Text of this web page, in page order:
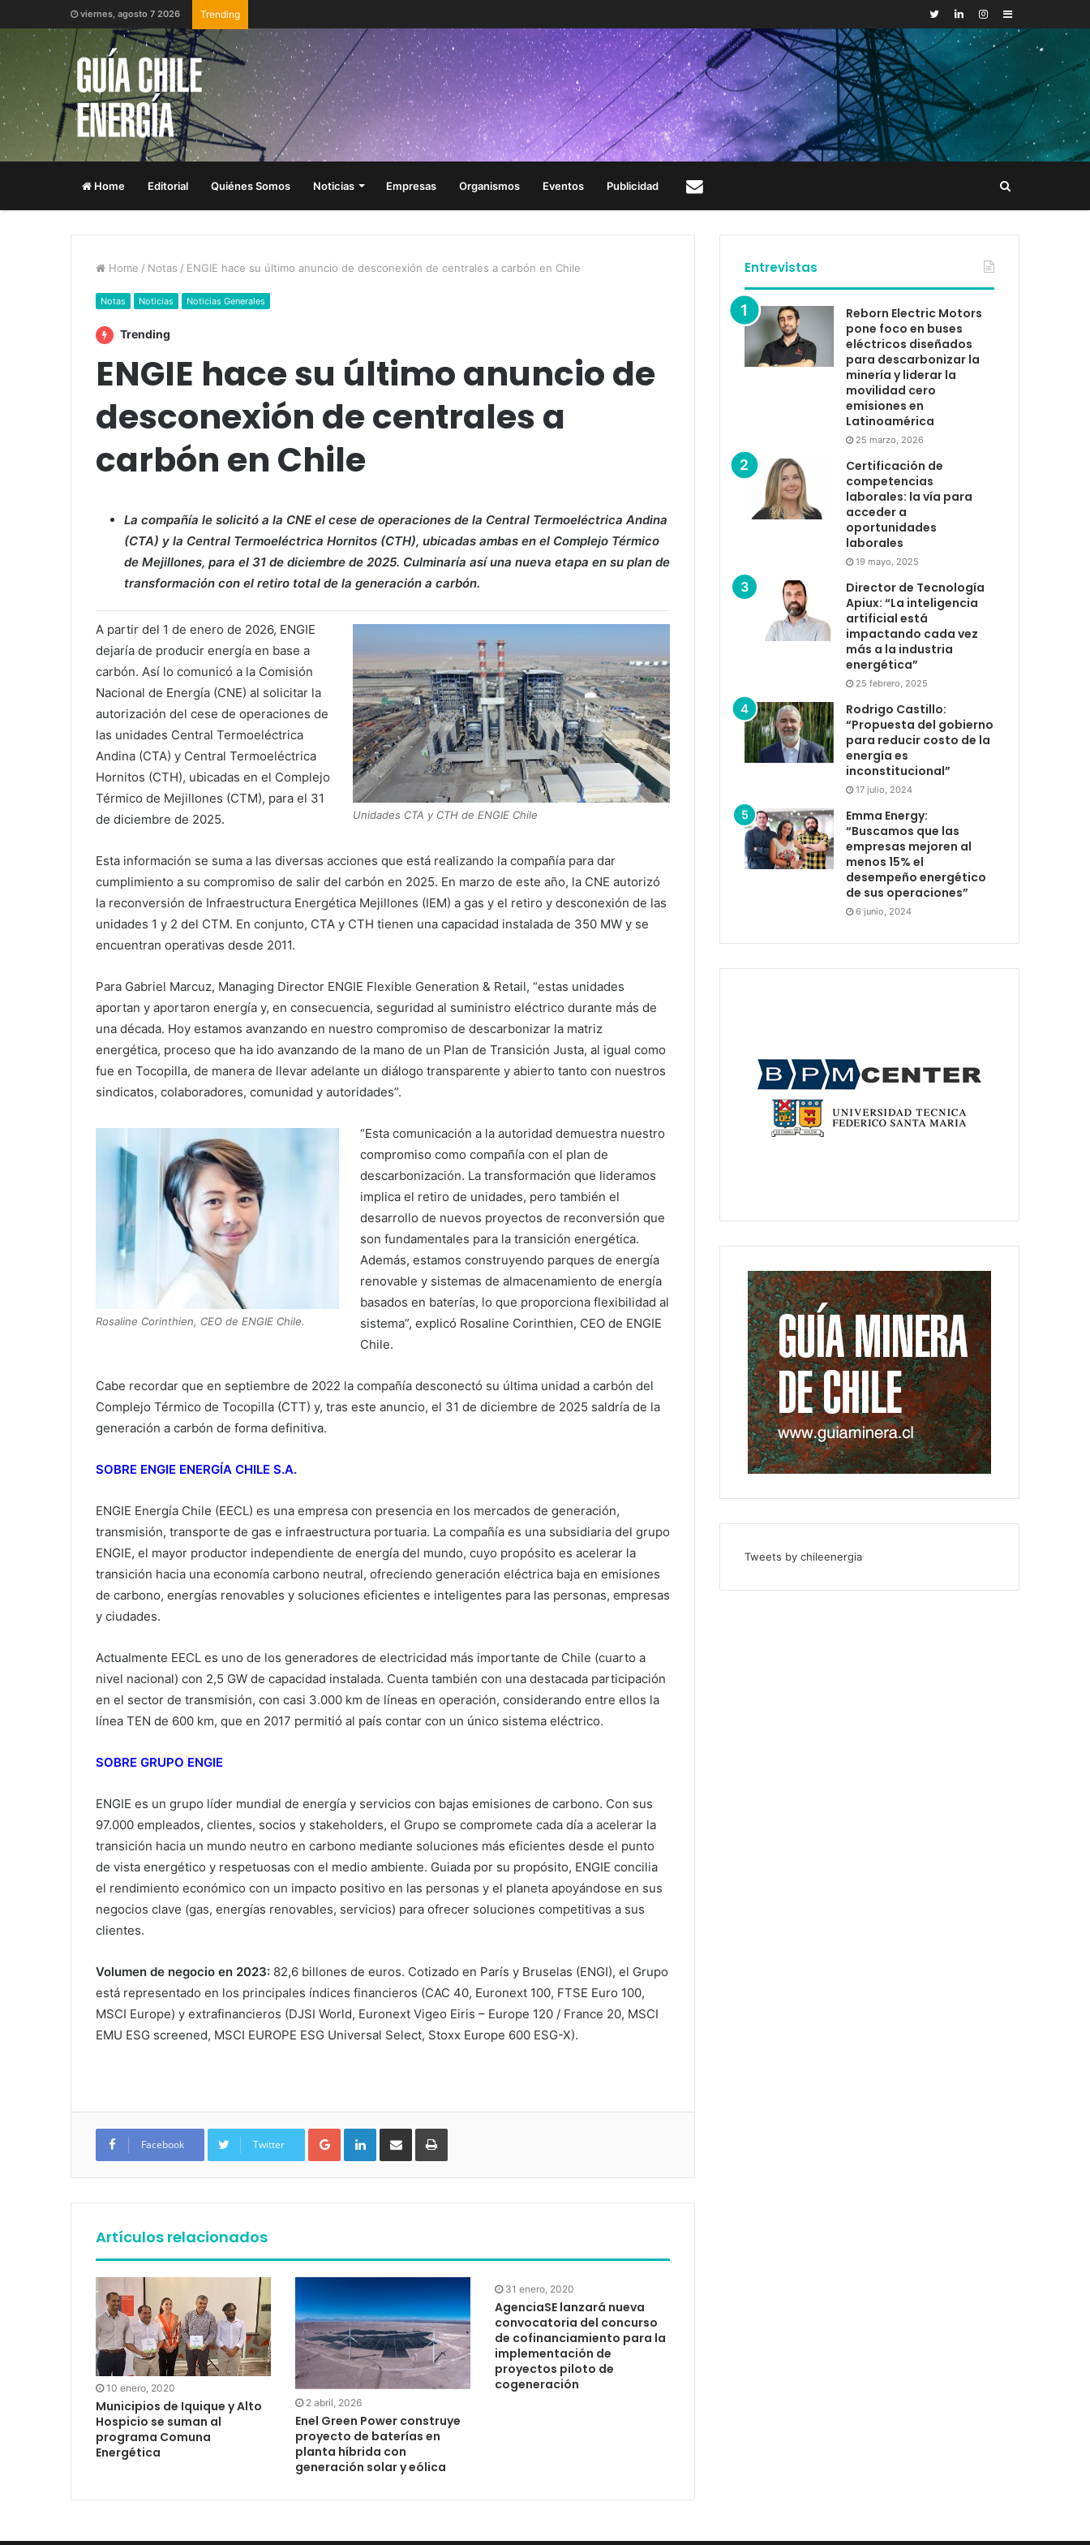
viernes, agosto 7 2026 Trending Sidebar
Home Editorial Quiénes Somos Noticias Empresas Organismos Eventos Publicidad
Home / Notas / ENGIE hace su último anuncio de desconexión de centrales a carbón en Chile
Notas Noticias Noticias Generales
Trending
ENGIE hace su último anuncio de
desconexión de centrales a
carbón en Chile
La compañía le solicitó a la CNE el cese de operaciones de la Central Termoeléctrica Andina
(CTA) y la Central Termoeléctrica Hornitos (CTH), ubicadas ambas en el Complejo Térmico
de Mejillones, para el 31 de diciembre de 2025. Culminaría así una nueva etapa en su plan de
transformación con el retiro total de la generación a carbón.
Unidades CTA y CTH de ENGIE Chile
A partir del 1 de enero de 2026, ENGIE
dejaría de producir energía en base a
carbón. Así lo comunicó a la Comisión
Nacional de Energía (CNE) al solicitar la
autorización del cese de operaciones de
las unidades Central Termoeléctrica
Andina (CTA) y Central Termoeléctrica
Hornitos (CTH), ubicadas en el Complejo
Térmico de Mejillones (CTM), para el 31
de diciembre de 2025.
Esta información se suma a las diversas acciones que está realizando la compañía para dar
cumplimiento a su compromiso de salir del carbón en 2025. En marzo de este año, la CNE autorizó
la reconversión de Infraestructura Energética Mejillones (IEM) a gas y el retiro y desconexión de las
unidades 1 y 2 del CTM. En conjunto, CTA y CTH tienen una capacidad instalada de 350 MW y se
encuentran operativas desde 2011.
Para Gabriel Marcuz, Managing Director ENGIE Flexible Generation & Retail, “estas unidades
aportan y aportaron energía y, en consecuencia, seguridad al suministro eléctrico durante más de
una década. Hoy estamos avanzando en nuestro compromiso de descarbonizar la matriz
energética, proceso que ha ido avanzando de la mano de un Plan de Transición Justa, al igual como
fue en Tocopilla, de manera de llevar adelante un diálogo transparente y abierto tanto con nuestros
sindicatos, colaboradores, comunidad y autoridades”.
Rosaline Corinthien, CEO de ENGIE Chile.
“Esta comunicación a la autoridad demuestra nuestro
compromiso como compañía con el plan de
descarbonización. La transformación que lideramos
implica el retiro de unidades, pero también el
desarrollo de nuevos proyectos de reconversión que
son fundamentales para la transición energética.
Además, estamos construyendo parques de energía
renovable y sistemas de almacenamiento de energía
basados en baterías, lo que proporciona flexibilidad al
sistema”, explicó Rosaline Corinthien, CEO de ENGIE
Chile.
Cabe recordar que en septiembre de 2022 la compañía desconectó su última unidad a carbón del
Complejo Térmico de Tocopilla (CTT) y, tras este anuncio, el 31 de diciembre de 2025 saldría de la
generación a carbón de forma definitiva.
SOBRE ENGIE ENERGÍA CHILE S.A.
ENGIE Energía Chile (EECL) es una empresa con presencia en los mercados de generación,
transmisión, transporte de gas e infraestructura portuaria. La compañía es una subsidiaria del grupo
ENGIE, el mayor productor independiente de energía del mundo, cuyo propósito es acelerar la
transición hacia una economía carbono neutral, ofreciendo generación eléctrica baja en emisiones
de carbono, energías renovables y soluciones eficientes e inteligentes para las personas, empresas
y ciudades.
Actualmente EECL es uno de los generadores de electricidad más importante de Chile (cuarto a
nivel nacional) con 2,5 GW de capacidad instalada. Cuenta también con una destacada participación
en el sector de transmisión, con casi 3.000 km de líneas en operación, considerando entre ellos la
línea TEN de 600 km, que en 2017 permitió al país contar con un único sistema eléctrico.
SOBRE GRUPO ENGIE
ENGIE es un grupo líder mundial de energía y servicios con bajas emisiones de carbono. Con sus
97.000 empleados, clientes, socios y stakeholders, el Grupo se compromete cada día a acelerar la
transición hacia un mundo neutro en carbono mediante soluciones más eficientes desde el punto
de vista energético y respetuosas con el medio ambiente. Guiada por su propósito, ENGIE concilia
el rendimiento económico con un impacto positivo en las personas y el planeta apoyándose en sus
negocios clave (gas, energías renovables, servicios) para ofrecer soluciones competitivas a sus
clientes.
Volumen de negocio en 2023: 82,6 billones de euros. Cotizado en París y Bruselas (ENGI), el Grupo
está representado en los principales índices financieros (CAC 40, Euronext 100, FTSE Euro 100,
MSCI Europe) y extrafinancieros (DJSI World, Euronext Vigeo Eiris – Europe 120 / France 20, MSCI
EMU ESG screened, MSCI EUROPE ESG Universal Select, Stoxx Europe 600 ESG-X).
Facebook Twitter
Google+ LinkedIn
Artículos relacionados
10 enero, 2020
Municipios de Iquique y Alto
Hospicio se suman al
programa Comuna
Energética
2 abril, 2026
Enel Green Power construye
proyecto de baterías en
planta híbrida con
generación solar y eólica
31 enero, 2020
AgenciaSE lanzará nueva
convocatoria del concurso
de cofinanciamiento para la
implementación de
proyectos piloto de
cogeneración
Entrevistas
Reborn Electric Motors
pone foco en buses
eléctricos diseñados
para descarbonizar la
minería y liderar la
movilidad cero
emisiones en
Latinoamérica
25 marzo, 2026
Certificación de
competencias
laborales: la vía para
acceder a
oportunidades
laborales
19 mayo, 2025
Director de Tecnología
Apiux: “La inteligencia
artificial está
impactando cada vez
más a la industria
energética”
25 febrero, 2025
Rodrigo Castillo:
“Propuesta del gobierno
para reducir costo de la
energía es
inconstitucional”
17 julio, 2024
Emma Energy:
“Buscamos que las
empresas mejoren al
menos 15% el
desempeño energético
de sus operaciones”
6 junio, 2024
Tweets by chileenergia